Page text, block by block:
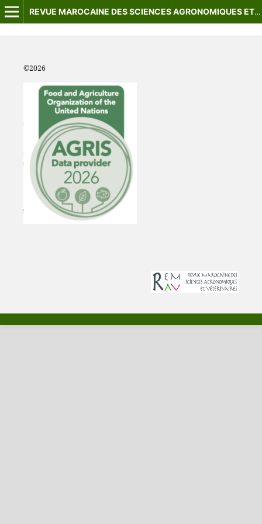
REVUE MAROCAINE DES SCIENCES AGRONOMIQUES ET VÉTÉRINAIRES
©2026